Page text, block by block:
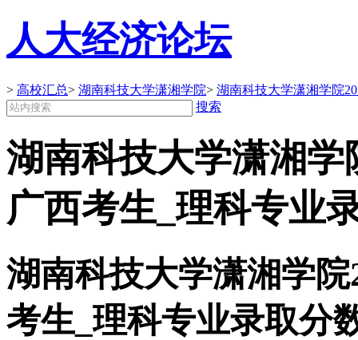
人大经济论坛
> 高校汇总> 湖南科技大学潇湘学院> 湖南科技大学潇湘学院
搜索
湖南科技大学潇湘学
广西考生_理科专业
湖南科技大学潇湘学
考生_理科专业录取分